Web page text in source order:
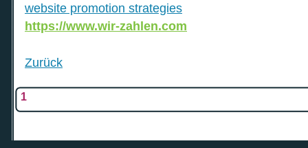
website promotion strategies
https://www.wir-zahlen.com
Zurück
1